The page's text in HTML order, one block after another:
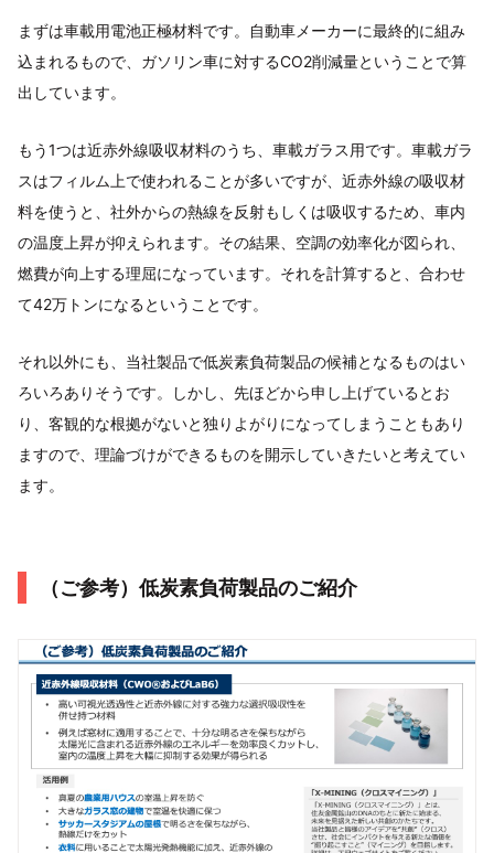
まずは車載用電池正極材料です。自動車メーカーに最終的に組み
込まれるもので、ガソリン車に対するCO2削減量ということで算
出しています。
もう1つは近赤外線吸収材料のうち、車載ガラス用です。車載ガラ
スはフィルム上で使われることが多いですが、近赤外線の吸収材
料を使うと、社外からの熱線を反射もしくは吸収するため、車内
の温度上昇が抑えられます。その結果、空調の効率化が図られ、
燃費が向上する理屈になっています。それを計算すると、合わせ
て42万トンになるということです。
それ以外にも、当社製品で低炭素負荷製品の候補となるものはい
ろいろありそうです。しかし、先ほどから申し上げているとお
り、客観的な根拠がないと独りよがりになってしまうこともあり
ますので、理論づけができるものを開示していきたいと考えてい
ます。
（ご参考）低炭素負荷製品のご紹介